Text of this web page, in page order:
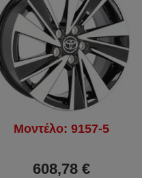
Μοντέλο: 9157-5
608,78 €